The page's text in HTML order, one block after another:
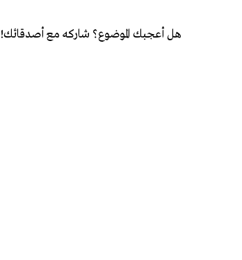
هل أعجبك الموضوع؟ شاركه مع أصدقائك!